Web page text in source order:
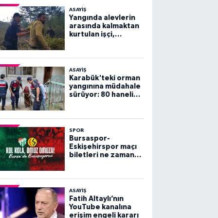
ASAYİŞ
Yangında alevlerin
arasında kalmaktan
kurtulan işçi,
panik yaşadı
ASAYİŞ
Karabük'teki orman
yangınına müdahale
sürüyor: 80 haneli
SPOR
Bursaspor-
Eskişehirspor maçı
biletleri ne zaman
ASAYİŞ
Fatih Altaylı’nın
YouTube kanalına
erişim engeli kararı